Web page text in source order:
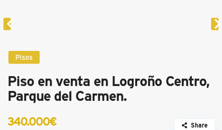
Pisos
Piso en venta en Logroño Centro,
Parque del Carmen.
340.000€ Share